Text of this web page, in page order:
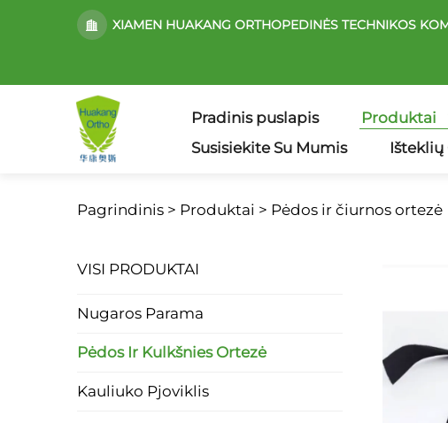
XIAMEN HUAKANG ORTHOPEDINĖS TECHNIKOS
Pradinis puslapis Produktai
Susisiekite Su Mumis
Išteklių
Pagrindinis > Produktai > Pėdos ir čiurnos ortezė
VISI PRODUKTAI
Nugaros Parama
Pėdos Ir Kulkšnies Ortezė
Kauliuko Pjoviklis